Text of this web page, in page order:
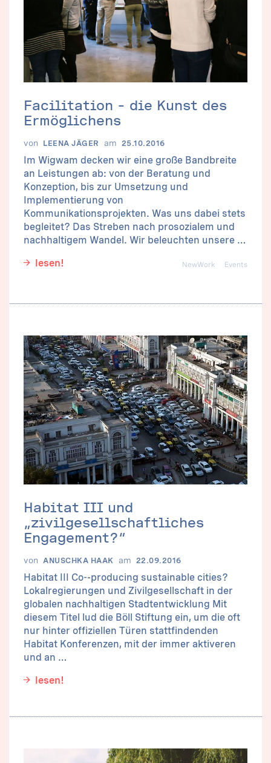
Facilitation – die Kunst des
Ermöglichens
von LEENA JÄGER am 25.10.2016
Im Wigwam decken wir eine große Bandbreite
an Leistungen ab: von der Beratung und
Konzeption, bis zur Umsetzung und
Implementierung von
Kommunikationsprojekten. Was uns dabei stets
begleitet? Das Streben nach prosozialem und
nachhaltigem Wandel. Wir beleuchten unsere …
lesen!
Events
NewWork
Habitat III und
„zivilgesellschaftliches
Engagement?“
von ANUSCHKA HAAK am 22.09.2016
Habitat III Co-­‐producing sustainable cities?
Lokalregierungen und Zivilgesellschaft in der
globalen nachhaltigen Stadtentwicklung Mit
diesem Titel lud die Böll Stiftung ein, um die oft
nur hinter offiziellen Türen stattfindenden
Habitat Konferenzen, mit der immer aktiveren
und an …
lesen!